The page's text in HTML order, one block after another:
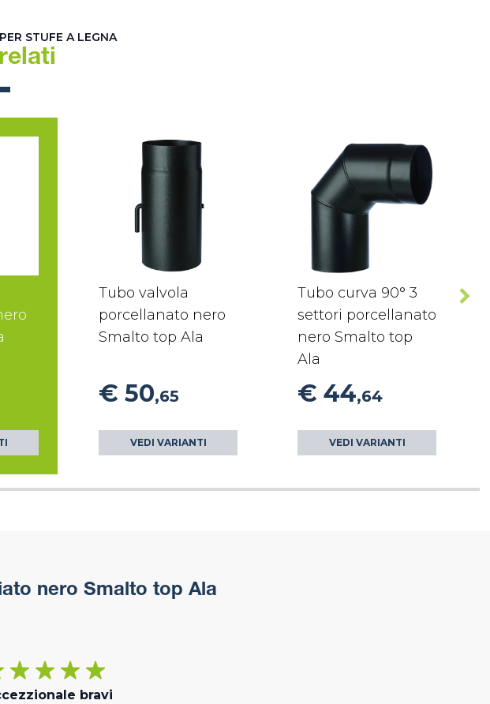
STUFE A LEGNA
Tubo valvola
porcellanato nero
Smalto top Ala
€ 50,65
VEDI VARIANTI
Tubo curva 90° 3
settori porcellanato
nero Smalto top
Ala
€ 44,64
VEDI VARIANTI
nero Smalto top Ala
bravi